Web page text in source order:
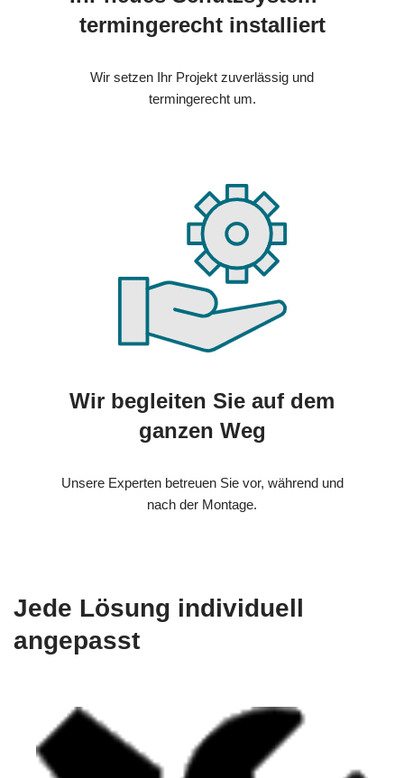
termingerecht installiert
Wir setzen Ihr Projekt zuverlässig und
termingerecht um.
Wir begleiten Sie auf dem
ganzen Weg
Unsere Experten betreuen Sie vor, während und
nach der Montage.
Jede Lösung individuell
angepasst